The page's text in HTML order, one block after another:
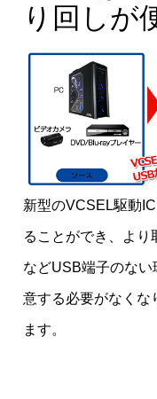
り回しが
新型のVCSEL駆動
ることができ、よ
などUSB端子のない
意する必要がなくな
ます。